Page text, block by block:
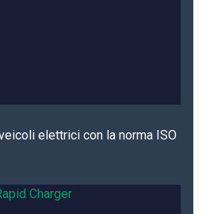
elettrici con la norma ISO